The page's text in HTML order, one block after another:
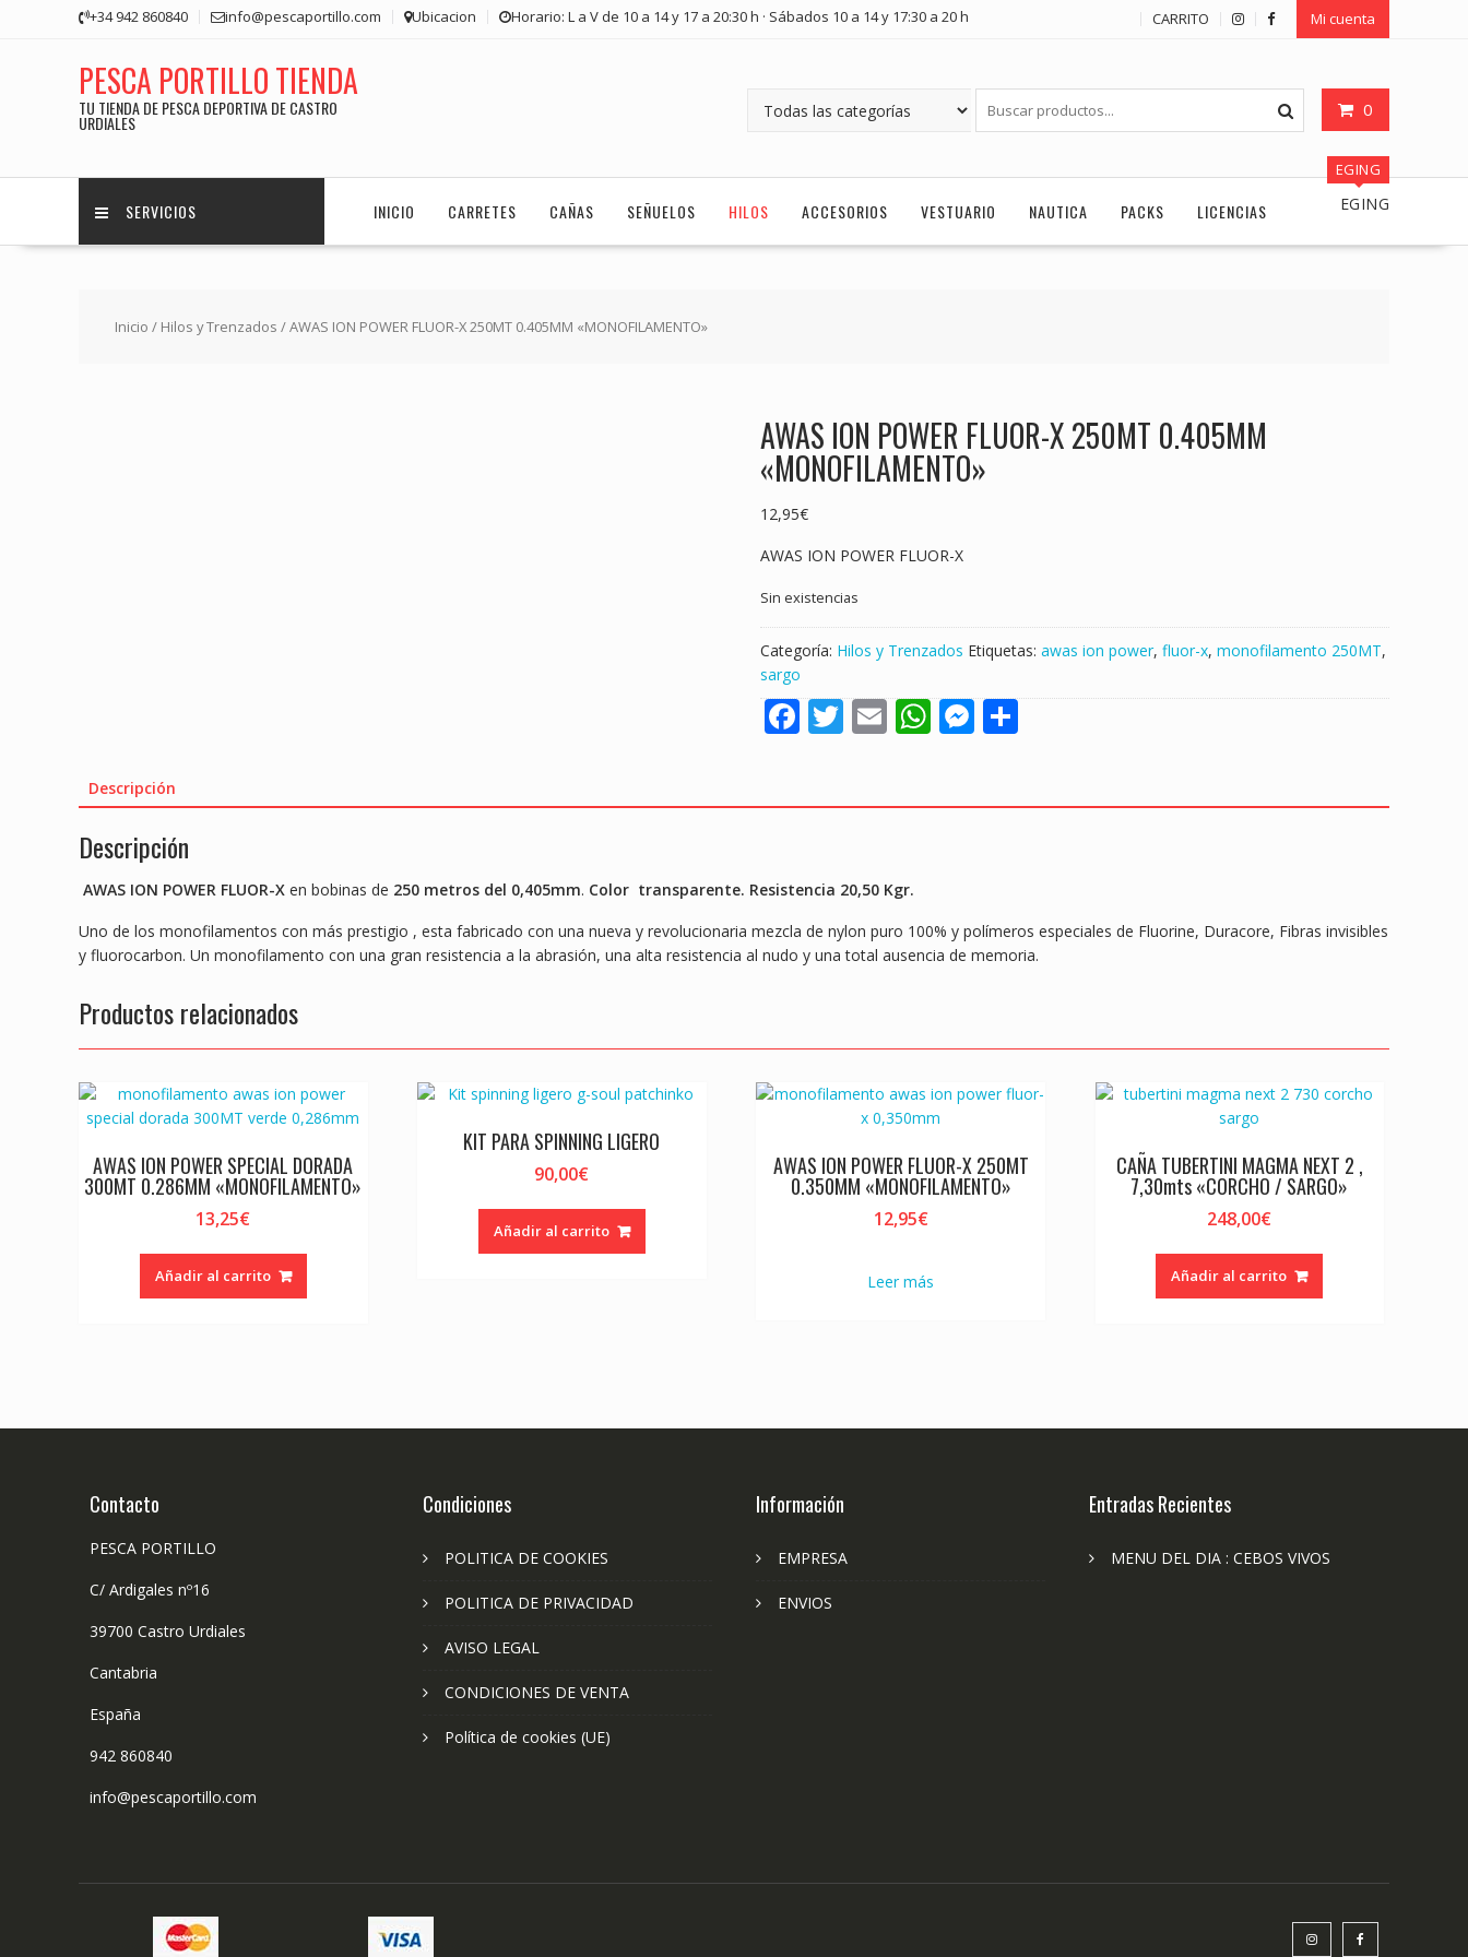
+34 942 860840 info@pescaportillo.com Ubicacion Horario: L a V de 10 a 14 y 17 a 20:30 h · Sábados 10 a 14 y 17:30 a 20 h CARRITO Mi cuenta
PESCA PORTILLO TIENDA
TU TIENDA DE PESCA DEPORTIVA DE CASTRO
URDIALES
0
SERVICIOS INICIO CARRETES CAÑAS SEÑUELOS HILOS ACCESORIOS VESTUARIO NAUTICA PACKS LICENCIAS
EGING
EGING
Inicio / Hilos y Trenzados / AWAS ION POWER FLUOR-X 250MT 0.405MM «MONOFILAMENTO»
AWAS ION POWER FLUOR-X 250MT 0.405MM
«MONOFILAMENTO»
12,95€
AWAS ION POWER FLUOR-X
Sin existencias
Categoría: Hilos y Trenzados Etiquetas: awas ion power, fluor-x, monofilamento 250MT,
sargo
F
b
o
k
T
er
E
l
W
s
p
M
e
er
e
Descripción
Descripción
AWAS ION POWER FLUOR-X en bobinas de 250 metros del 0,405mm. Color transparente. Resistencia 20,50 Kgr.
Uno de los monofilamentos con más prestigio , esta fabricado con una nueva y revolucionaria mezcla de nylon puro 100% y polímeros especiales de Fluorine, Duracore, Fibras invisibles
y fluorocarbon. Un monofilamento con una gran resistencia a la abrasión, una alta resistencia al nudo y una total ausencia de memoria.
Productos relacionados
AWAS ION POWER SPECIAL DORADA
300MT 0.286MM «MONOFILAMENTO»
13,25€
Añadir al carrito
KIT PARA SPINNING LIGERO
90,00€
Añadir al carrito
AWAS ION POWER FLUOR-X 250MT
0.350MM «MONOFILAMENTO»
12,95€
Leer más
CAÑA TUBERTINI MAGMA NEXT 2 ,
7,30mts «CORCHO / SARGO»
248,00€
Añadir al carrito
Contacto
PESCA PORTILLO
C/ Ardigales nº16
39700 Castro Urdiales
Cantabria
España
942 860840
info@pescaportillo.com
Condiciones
POLITICA DE COOKIES
POLITICA DE PRIVACIDAD
AVISO LEGAL
CONDICIONES DE VENTA
Política de cookies (UE)
Información
EMPRESA
ENVIOS
Entradas Recientes
MENU DEL DIA : CEBOS VIVOS